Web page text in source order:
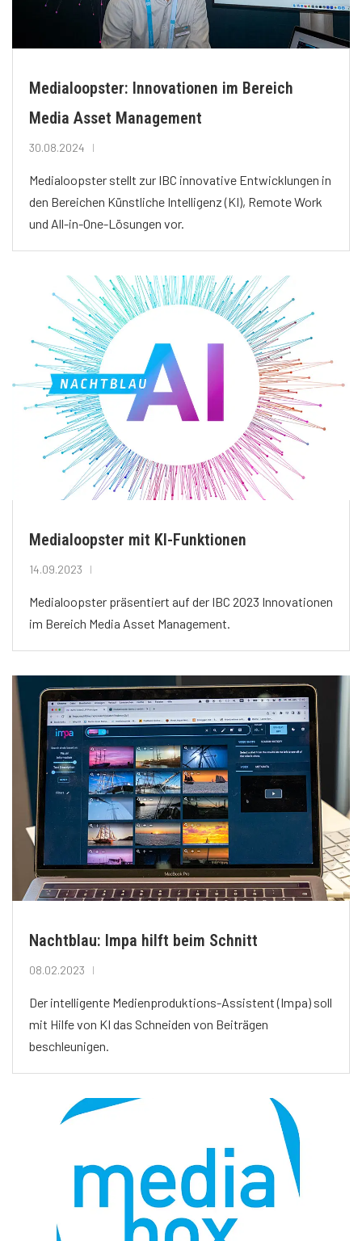
Medialoopster: Innovationen im Bereich
Media Asset Management
30.08.2024
Medialoopster stellt zur IBC innovative Entwicklungen in
den Bereichen Künstliche Intelligenz (KI), Remote Work
und All-in-One-Lösungen vor.
Medialoopster mit KI-Funktionen
14.09.2023
Medialoopster präsentiert auf der IBC 2023 Innovationen
im Bereich Media Asset Management.
Nachtblau: Impa hilft beim Schnitt
08.02.2023
Der intelligente Medienproduktions-Assistent (Impa) soll
mit Hilfe von KI das Schneiden von Beiträgen
beschleunigen.